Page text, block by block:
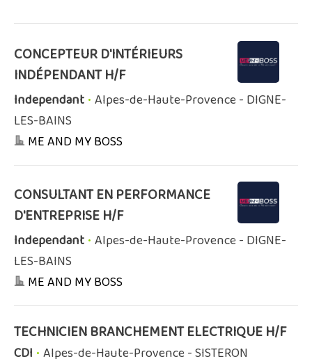
CONCEPTEUR D'INTÉRIEURS
INDÉPENDANT H/F
Independant • Alpes-de-Haute-Provence - DIGNE-
LES-BAINS
ME AND MY BOSS
CONSULTANT EN PERFORMANCE
D'ENTREPRISE H/F
Independant • Alpes-de-Haute-Provence - DIGNE-
LES-BAINS
ME AND MY BOSS
TECHNICIEN BRANCHEMENT ELECTRIQUE H/F
CDI • Alpes-de-Haute-Provence - SISTERON